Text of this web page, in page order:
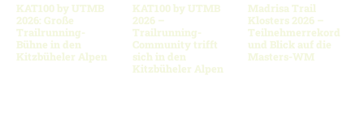
KAT100 by UTMB
2026: Große
Trailrunning-
Bühne in den
Kitzbüheler Alpen
KAT100 by UTMB
2026 –
Trailrunning-
Community trifft
sich in den
Kitzbüheler Alpen
Madrisa Trail
Klosters 2026 –
Teilnehmerrekord
und Blick auf die
Masters-WM